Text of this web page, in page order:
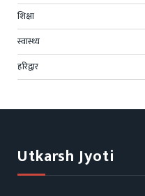
शिक्षा
स्वास्थ्य
हरिद्वार
Utkarsh Jyoti